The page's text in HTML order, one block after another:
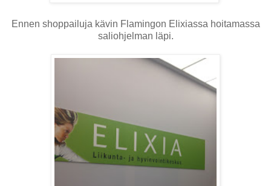
Ennen shoppailuja kävin Flamingon Elixiassa hoitamassa
saliohjelman läpi.